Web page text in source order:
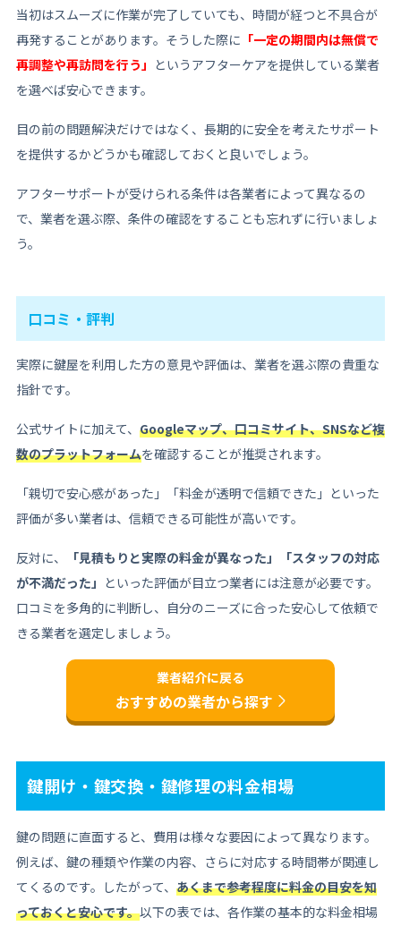
当初はスムーズに作業が完了していても、時間が経つと不具合が
再発することがあります。そうした際に 「一定の期間内は無償で
再調整や再訪問を行う」 というアフターケアを提供している業者
を選べば安心できます。
目の前の問題解決だけではなく、長期的に安全を考えたサポート
を提供するかどうかも確認しておくと良いでしょう。
アフターサポートが受けられる条件は各業者によって異なるの
で、業者を選ぶ際、条件の確認をすることも忘れずに行いましょ
う。
口コミ・評判
実際に鍵屋を利用した方の意見や評価は、業者を選ぶ際の貴重な
指針です。
公式サイトに加えて、 Googleマップ、口コミサイト、SNSなど複
数のプラットフォームを確認することが推奨されます。
「親切で安心感があった」「料金が透明で信頼できた」といった
評価が多い業者は、信頼できる可能性が高いです。
反対に、
「見積もりと実際の料金が異なった」「スタッフの対応
が不満だった」 といった評価が目立つ業者には注意が必要です。
口コミを多角的に判断し、自分のニーズに合った安心して依頼で
きる業者を選定しましょう。
業者紹介に戻る
おすすめの業者から探す
鍵開け・鍵交換・鍵修理の料金相場
鍵の問題に直面すると、費用は様々な要因によって異なります。
例えば、鍵の種類や作業の内容、さらに対応する時間帯が関連し
てくるのです。したがって、 あくまで参考程度に料金の目安を知
っておくと安心です。以下の表では、各作業の基本的な料金相場